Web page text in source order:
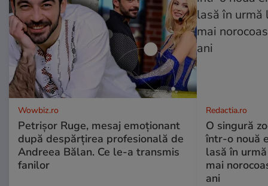
Wowbiz.ro
Petrișor Ruge, mesaj emoționant
după despărțirea profesională de
Andreea Bălan. Ce le-a transmis
fanilor
Redactia.ro
O singură
într-o nouă
lasă în
mai
ani